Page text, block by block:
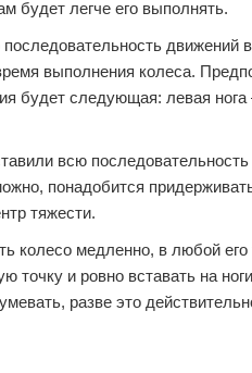
будет легче его выполнять.
движений
выполнения колеса.
будет следующая: левая
всю
понадобится
тяжести.
колесо медленно, в любой
и ровно вставать на
разве это